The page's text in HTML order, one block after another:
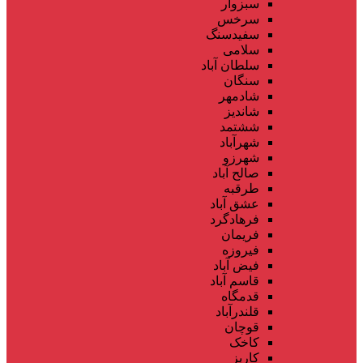
سبزوار
سرخس
سفیدسنگ
سلامی
سلطان آباد
سنگان
شادمهر
شاندیز
ششتمد
شهرآباد
شهرزو
صالح آباد
طرقبه
عشق آباد
فرهادگرد
فریمان
فیروزه
فیض آباد
قاسم آباد
قدمگاه
قلندرآباد
قوچان
کاخک
کاریز